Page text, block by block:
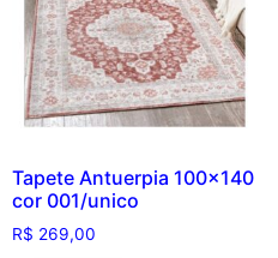
Tapete Antuerpia 100×140
cor 001/unico
R$ 269,00